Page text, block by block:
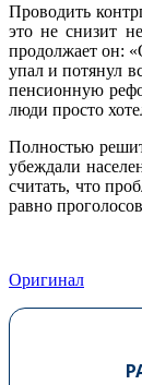
Проводить
это не снизит
продолжает он:
упал и потянул
пенсионную
люди просто
Полностью
убеждали
считать, что
равно
Оригинал